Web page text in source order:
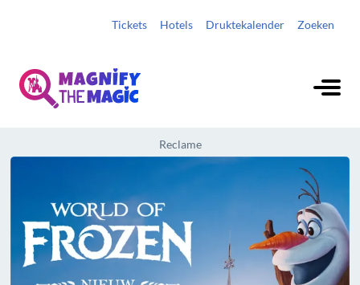
Tickets Hotels Druktekalender Zoeken
Reclame